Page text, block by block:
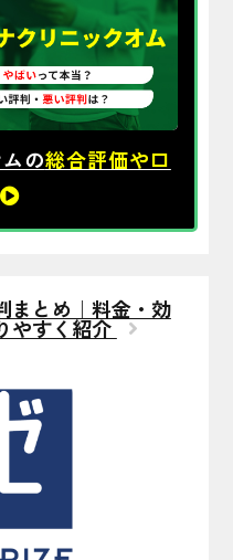
の総合評価や口
まとめ｜料金・効
やすく紹介